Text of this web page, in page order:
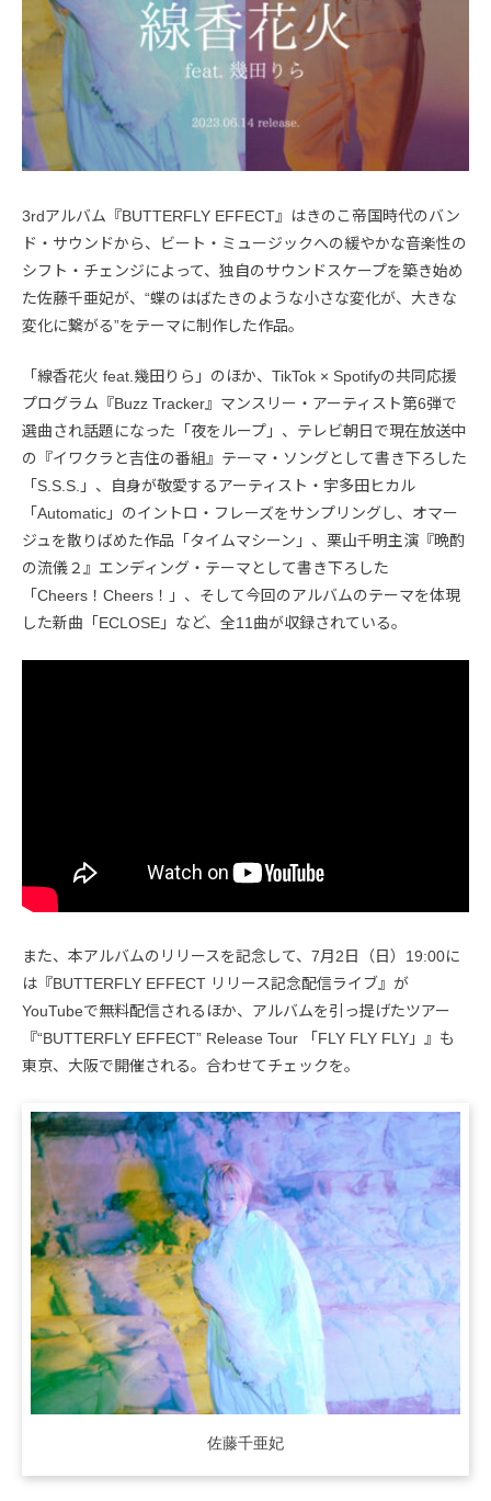
3rdアルバム『BUTTERFLY EFFECT』はきのこ帝国時代のバン
ド・サウンドから、ビート・ミュージックへの緩やかな音楽性の
シフト・チェンジによって、独自のサウンドスケープを築き始め
た佐藤千亜妃が、“蝶のはばたきのような小さな変化が、大きな
変化に繋がる”をテーマに制作した作品。
「線香花火 feat.幾田りら」のほか、TikTok × Spotifyの共同応援
プログラム『Buzz Tracker』マンスリー・アーティスト第6弾で
選曲され話題になった「夜をループ」、テレビ朝日で現在放送中
の『イワクラと吉住の番組』テーマ・ソングとして書き下ろした
「S.S.S.」、自身が敬愛するアーティスト・宇多田ヒカル
「Automatic」のイントロ・フレーズをサンプリングし、オマー
ジュを散りばめた作品「タイムマシーン」、栗山千明主演『晩酌
の流儀２』エンディング・テーマとして書き下ろした
「Cheers！Cheers！」、そして今回のアルバムのテーマを体現
した新曲「ECLOSE」など、全11曲が収録されている。
また、本アルバムのリリースを記念して、7月2日（日）19:00に
は『BUTTERFLY EFFECT リリース記念配信ライブ』が
YouTubeで無料配信されるほか、アルバムを引っ提げたツアー
『“BUTTERFLY EFFECT” Release Tour 「FLY FLY FLY」』も
東京、大阪で開催される。合わせてチェックを。
佐藤千亜妃